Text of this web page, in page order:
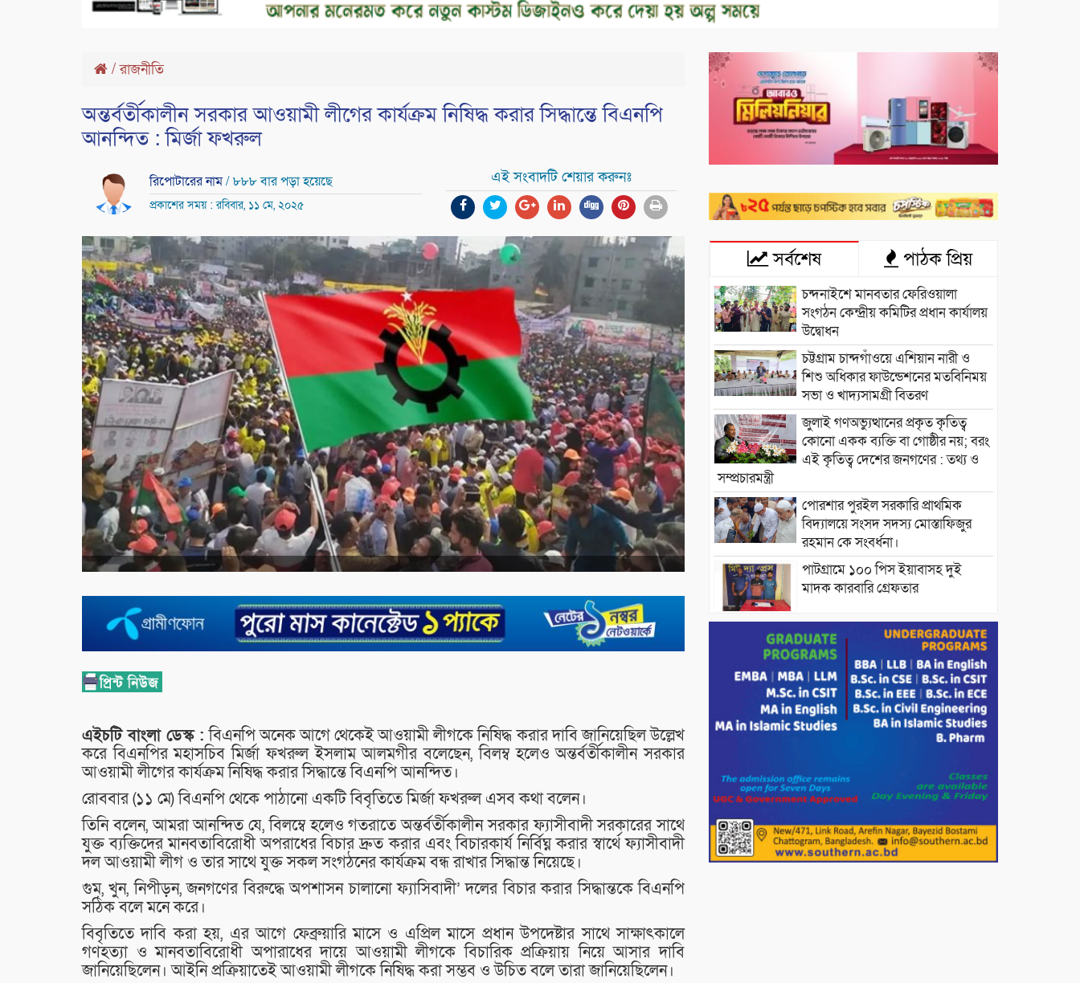
/রাজনীতি
অন্তর্বর্তীকালীন সরকার আওয়ামী লীগের কার্যক্রম নিষিদ্ধ করার সিদ্ধান্তে বিএনপি
আনন্দিত : মির্জা ফখরুল
রিপোটারের নাম/ ৮৮৮ বার পড়া হয়েছে
প্রকাশের সময় : রবিবার, ১১ মে, ২০২৫
এই সংবাদটি শেয়ার করুনঃ
এইচটি বাংলা ডেস্ক : বিএনপি অনেক আগে থেকেই আওয়ামী লীগকে নিষিদ্ধ করার দাবি জানিয়েছিল উল্লেখ
করে বিএনপির মহাসচিব মির্জা ফখরুল ইসলাম আলমগীর বলেছেন, বিলম্ব হলেও অন্তর্বর্তীকালীন সরকার
আওয়ামী লীগের কার্যক্রম নিষিদ্ধ করার সিদ্ধান্তে বিএনপি আনন্দিত।
রোববার (১১ মে) বিএনপি থেকে পাঠানো একটি বিবৃতিতে মির্জা ফখরুল এসব কথা বলেন।
তিনি বলেন, আমরা আনন্দিত যে, বিলম্বে হলেও গতরাতে অন্তর্বর্তীকালীন সরকার ফ্যাসীবাদী সরকারের সাথে
যুক্ত ব্যক্তিদের মানবতাবিরোধী অপরাধের বিচার দ্রুত করার এবং বিচারকার্য নির্বিঘ্ন করার স্বার্থে ফ্যাসীবাদী
দল আওয়ামী লীগ ও তার সাথে যুক্ত সকল সংগঠনের কার্যক্রম বন্ধ রাখার সিদ্ধান্ত নিয়েছে।
গুম, খুন, নিপীড়ন, জনগণের বিরুদ্ধে অপশাসন চালানো ফ্যাসিবাদী’ দলের বিচার করার সিদ্ধান্তকে বিএনপি
সঠিক বলে মনে করে।
বিবৃতিতে দাবি করা হয়, এর আগে ফেব্রুয়ারি মাসে ও এপ্রিল মাসে প্রধান উপদেষ্টার সাথে সাক্ষাৎকালে
গণহত্যা ও মানবতাবিরোধী অপারাধের দায়ে আওয়ামী লীগকে বিচারিক প্রক্রিয়ায় নিয়ে আসার দাবি
জানিয়েছিলেন। আইনি প্রক্রিয়াতেই আওয়ামী লীগকে নিষিদ্ধ করা সম্ভব ও উচিত বলে তারা জানিয়েছিলেন।
সর্বশেষ পাঠক প্রিয়
চন্দনাইশে মানবতার ফেরিওয়ালা
সংগঠন কেন্দ্রীয় কমিটির প্রধান কার্যালয়
উদ্বোধন
চট্টগ্রাম চান্দগাঁওয়ে এশিয়ান নারী ও
শিশু অধিকার ফাউন্ডেশনের মতবিনিময়
সভা ও খাদ্যসামগ্রী বিতরণ
জুলাই গণঅভ্যুত্থানের প্রকৃত কৃতিত্ব
কোনো একক ব্যক্তি বা গোষ্ঠীর নয়; বরং
এই কৃতিত্ব দেশের জনগণের : তথ্য ও
সম্প্রচারমন্ত্রী
পোরশার পুরইল সরকারি প্রাথমিক
বিদ্যালয়ে সংসদ সদস্য মোস্তাফিজুর
রহমান কে সংবর্ধনা।
পাটগ্রামে ১০০ পিস ইয়াবাসহ দুই
মাদক কারবারি গ্রেফতার
ড্যাবের ৩৭তম প্রতিষ্ঠাবার্ষিকীতে
প্রধানমন্ত্রী তারেক রহমান।
চন্দনাইশের হাশিমপুর ৪ নং ওয়ার্ডে
৫’শতাধিক হতদরিদ্র পরিবারের মাঝে
খাদ্যসামগ্রী বিতরণ করেন মনজুর
পরিবেশ রক্ষায় পাটগ্রামে ইহসান ইয়ুথ
সার্কেলের বৃক্ষরোপণ
মিরপুর-১১ নম্বরে দুর্বৃত্তদের গুলিতে
বিএনপি নেতা গুরুতর আহত